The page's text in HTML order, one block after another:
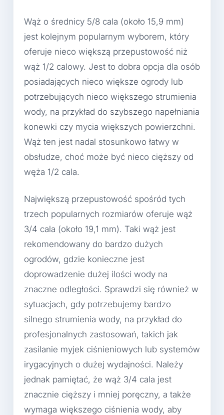
Wąż o średnicy 5/8 cala (około 15,9 mm)
jest kolejnym popularnym wyborem, który
oferuje nieco większą przepustowość niż
wąż 1/2 calowy. Jest to dobra opcja dla osób
posiadających nieco większe ogrody lub
potrzebujących nieco większego strumienia
wody, na przykład do szybszego napełniania
konewki czy mycia większych powierzchni.
Wąż ten jest nadal stosunkowo łatwy w
obsłudze, choć może być nieco cięższy od
węża 1/2 cala.
Największą przepustowość spośród tych
trzech popularnych rozmiarów oferuje wąż
3/4 cala (około 19,1 mm). Taki wąż jest
rekomendowany do bardzo dużych
ogrodów, gdzie konieczne jest
doprowadzenie dużej ilości wody na
znaczne odległości. Sprawdzi się również w
sytuacjach, gdy potrzebujemy bardzo
silnego strumienia wody, na przykład do
profesjonalnych zastosowań, takich jak
zasilanie myjek ciśnieniowych lub systemów
irygacyjnych o dużej wydajności. Należy
jednak pamiętać, że wąż 3/4 cala jest
znacznie cięższy i mniej poręczny, a także
wymaga większego ciśnienia wody, aby